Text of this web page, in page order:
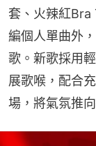
套、火辣紅Bra
編個人單曲外
歌。新歌採用
展歌喉，配合
場，將氣氛推